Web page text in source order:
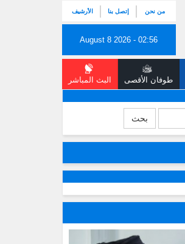
من نحن إتصل بنا الأرشيف
August 8 2026 - 02:56
طوفان الأقصى البث المباشر
بحث